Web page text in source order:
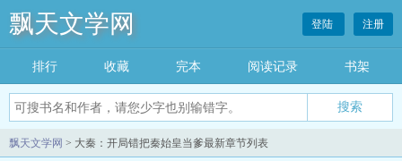
飘天文学网 登陆 注册
排行 收藏 完本 阅读记录 书架
飘天文学网 > 大秦：开局错把秦始皇当爹最新章节列表